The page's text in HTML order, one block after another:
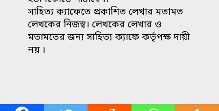
সাহিত্য ক্যাফেতে প্রকাশিত লেখার মতামত
লেখকের নিজস্ব। লেখকের লেখার ও
মতামতের জন্য সাহিত্য ক্যাফে কর্তৃপক্ষ দায়ী
নয় ।